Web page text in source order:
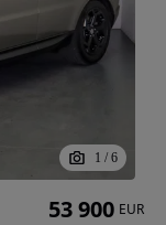
1 / 6
53 900 EUR